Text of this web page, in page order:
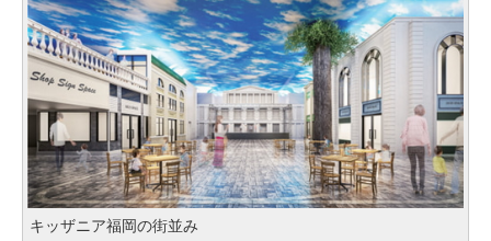
キッザニア福岡の街並み